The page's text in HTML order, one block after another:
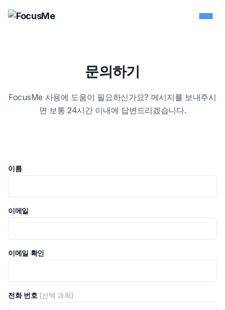
문의하기
FocusMe 사용에 도움이 필요하신가요? 메시지를 보내주시
면 보통 24시간 이내에 답변드리겠습니다.
이름
이메일
이메일 확인
전화 번호 (선택 과목)